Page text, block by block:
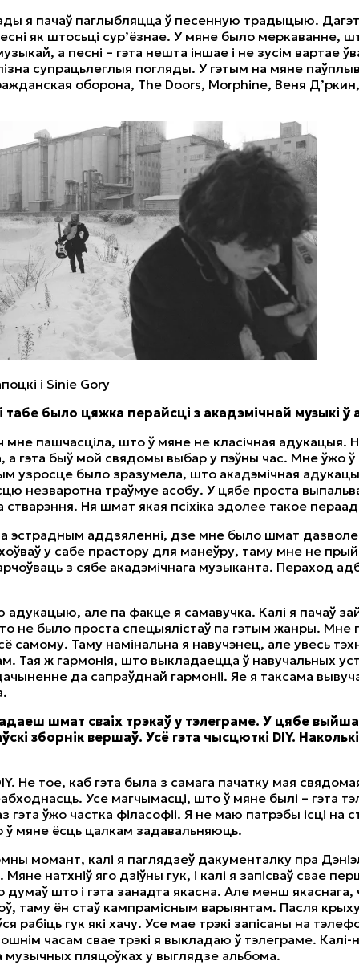
я пачаў паглыбляцца ў песенную традыцыю.
як штосьці сур’ёзнае. У мяне было меркаванне,
а песні – гэта нешта іншае і не зусім вартае
супрацьлеглыя погляды. У гэтым на мяне
оборона, The Doors, Morphine, Веня
i Sinie Gory
табе было цяжка перайсці з акадэмічнай музыкі ў
пашчасціла, што ў мяне не класічная адукацыя.
а гэта быў мой свядомы выбар у пэўны час. Мне ўжо ў
узросце было зразумела, што акадэмічная
незваротна траўмуе асобу. У цябе проста
Ня шмат якая псіхіка здолее такое
эстрадным аддзяленні, дзе мне было шмат
у сабе прастору для манеўру, таму мне не
з сябе акадэмічнага музыканта. Пераход
адукацыю, але па факце я самавучка. Калі я пачаў
не было проста спецыялістаў па гэтым жанры.
самому. Таму намінальна я навучэнец, але увесь
Тая ж гармонія, што выкладаецца ў навучальных
да сапраўднай гармоніі. Яе я таксама
шмат сваіх трэкаў у тэлеграме. У цябе
зборнік вершаў. Усё гэта чысцюткі DIY. Наколькі
Не тое, каб гэта была з самага пачатку мая
Усе магчымасці, што ў мяне былі – гэта
гэта ўжо частка філасофіі. Я не маю патрэбы ісці на
ў мяне ёсць цалкам задавальняюць.
момант, калі я паглядзеў дакументалку пра
натхніў яго дзіўны гук, і калі я запісваў свае
думаў што і гэта занадта якасна. Але менш
таму ён стаў кампрамісным варыянтам. Пасля
рабіць гук які хачу. Усе мае трэкі запісаны на
часам свае трэкі я выкладаю ў тэлеграме. Калі-
музычных пляцоўках у выглядзе альбома.